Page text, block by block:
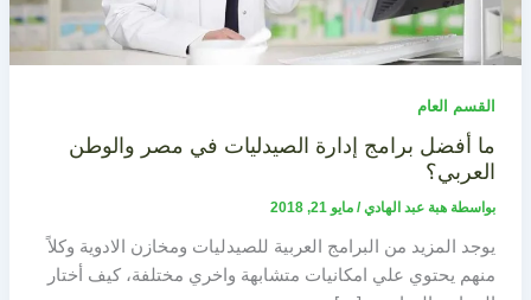
القسم العام
ما أفضل برامج إدارة الصيدليات في مصر والوطن
العربي؟
بواسطة هبة عبد الهادي/ مايو 21, 2018
يوجد المزيد من البرامج العربية للصيدليات ومخازن الادوية وكلاً
منهم يحتوي علي امكانيات متشابهة واخري مختلفة، كيف أختار